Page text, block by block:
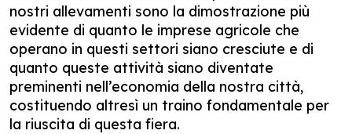
nostri allevamenti sono la dimostrazione più
evidente di quanto le imprese agricole che
operano in questi settori siano cresciute e di
quanto queste attività siano diventate
preminenti nell’economia della nostra città,
costituendo altresì un traino fondamentale per
la riuscita di questa fiera.